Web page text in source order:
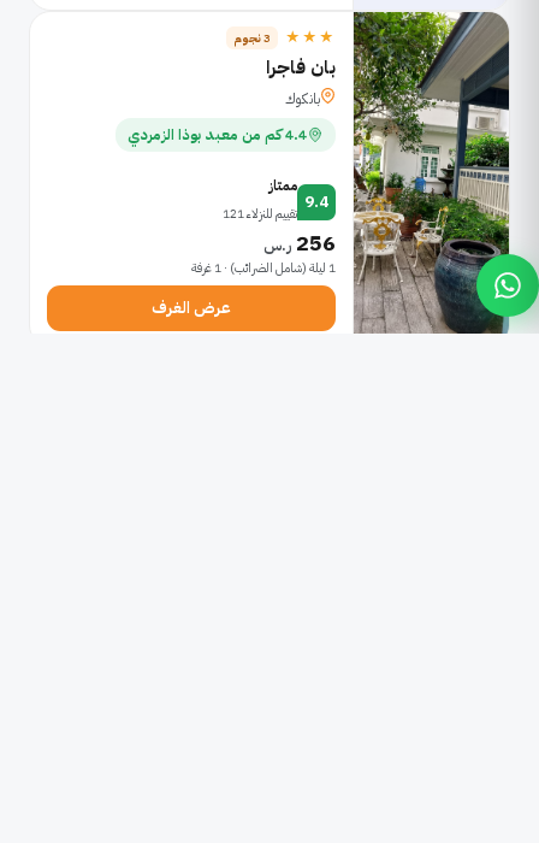
★★★ 3 نجوم
بان فاجرا
بانكوك
4.4 كم من معبد بوذا الزمردي
9.4
ممتاز
تقييم للنزلاء 121
256 ر.س
1 ليلة (شامل الضرائب) · 1 غرفة
عرض الغرف